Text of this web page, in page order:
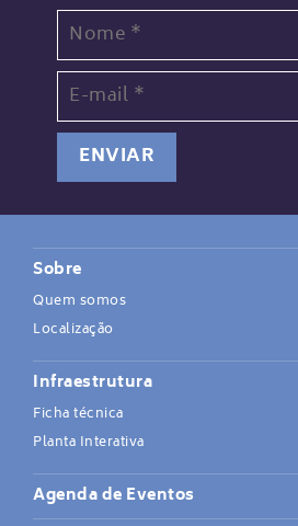
Sobre
Quem somos
Localização
Infraestrutura
Ficha técnica
Planta Interativa
Agenda de Eventos